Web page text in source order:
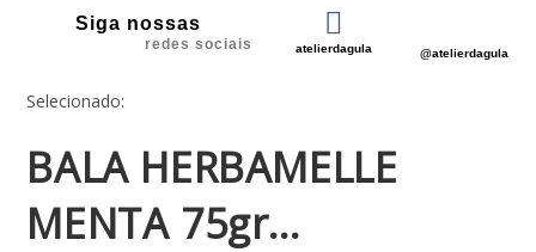
Siga nossas
redes sociais atelierdagula @atelierdagula
Selecionado:
BALA HERBAMELLE
MENTA 75gr…